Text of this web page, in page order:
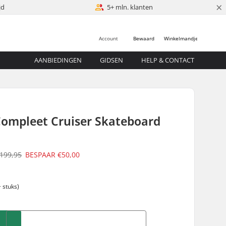
5+ mln. klanten ×
Winkelmandje
Bewaard
Account
AANBIEDINGEN GIDSEN HELP & CONTACT
Cruiser Skateboard
BESPAAR€50,00
stuks)